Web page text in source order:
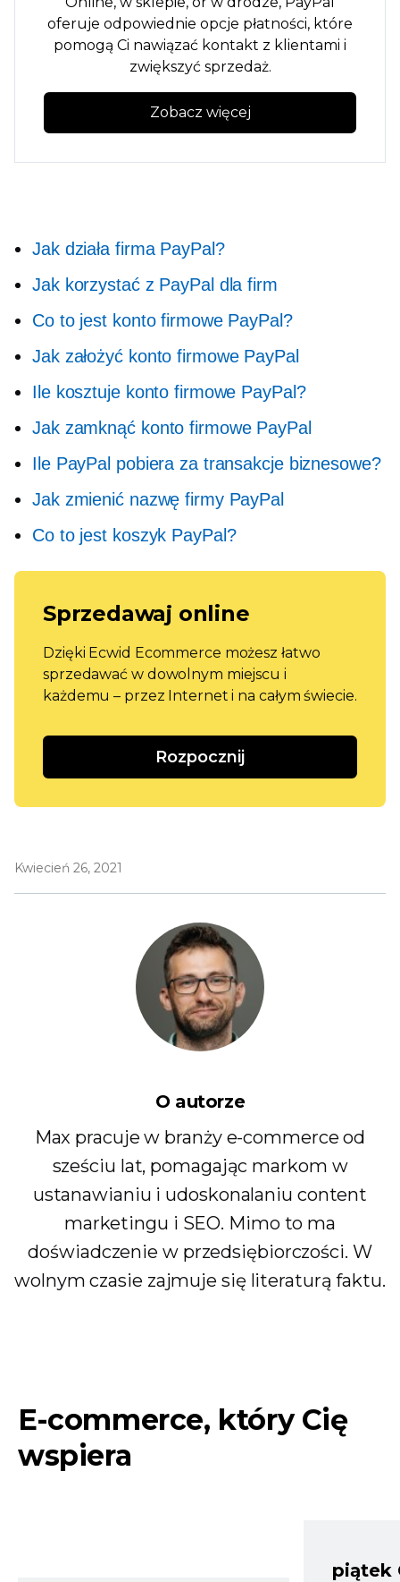
oferuje odpowiednie opcje płatności, które
pomogą Ci nawiązać kontakt z klientami i
zwiększyć sprzedaż.
Zobacz więcej
Jak działa firma PayPal?
Jak korzystać z PayPal dla firm
Co to jest konto firmowe PayPal?
Jak założyć konto firmowe PayPal
Ile kosztuje konto firmowe PayPal?
Jak zamknąć konto firmowe PayPal
Ile PayPal pobiera za transakcje biznesowe?
Jak zmienić nazwę firmy PayPal
Co to jest koszyk PayPal?
Sprzedawaj online
Dzięki Ecwid Ecommerce możesz łatwo
sprzedawać w dowolnym miejscu i
każdemu – przez Internet i na całym świecie.
Rozpocznij
Kwiecień 26, 2021
O autorze
Max pracuje w branży e-commerce od
sześciu lat, pomagając markom w
ustanawianiu i udoskonalaniu content
marketingu i SEO. Mimo to ma
doświadczenie w przedsiębiorczości. W
wolnym czasie zajmuje się literaturą faktu.
E-commerce, który Cię
wspiera
piątek